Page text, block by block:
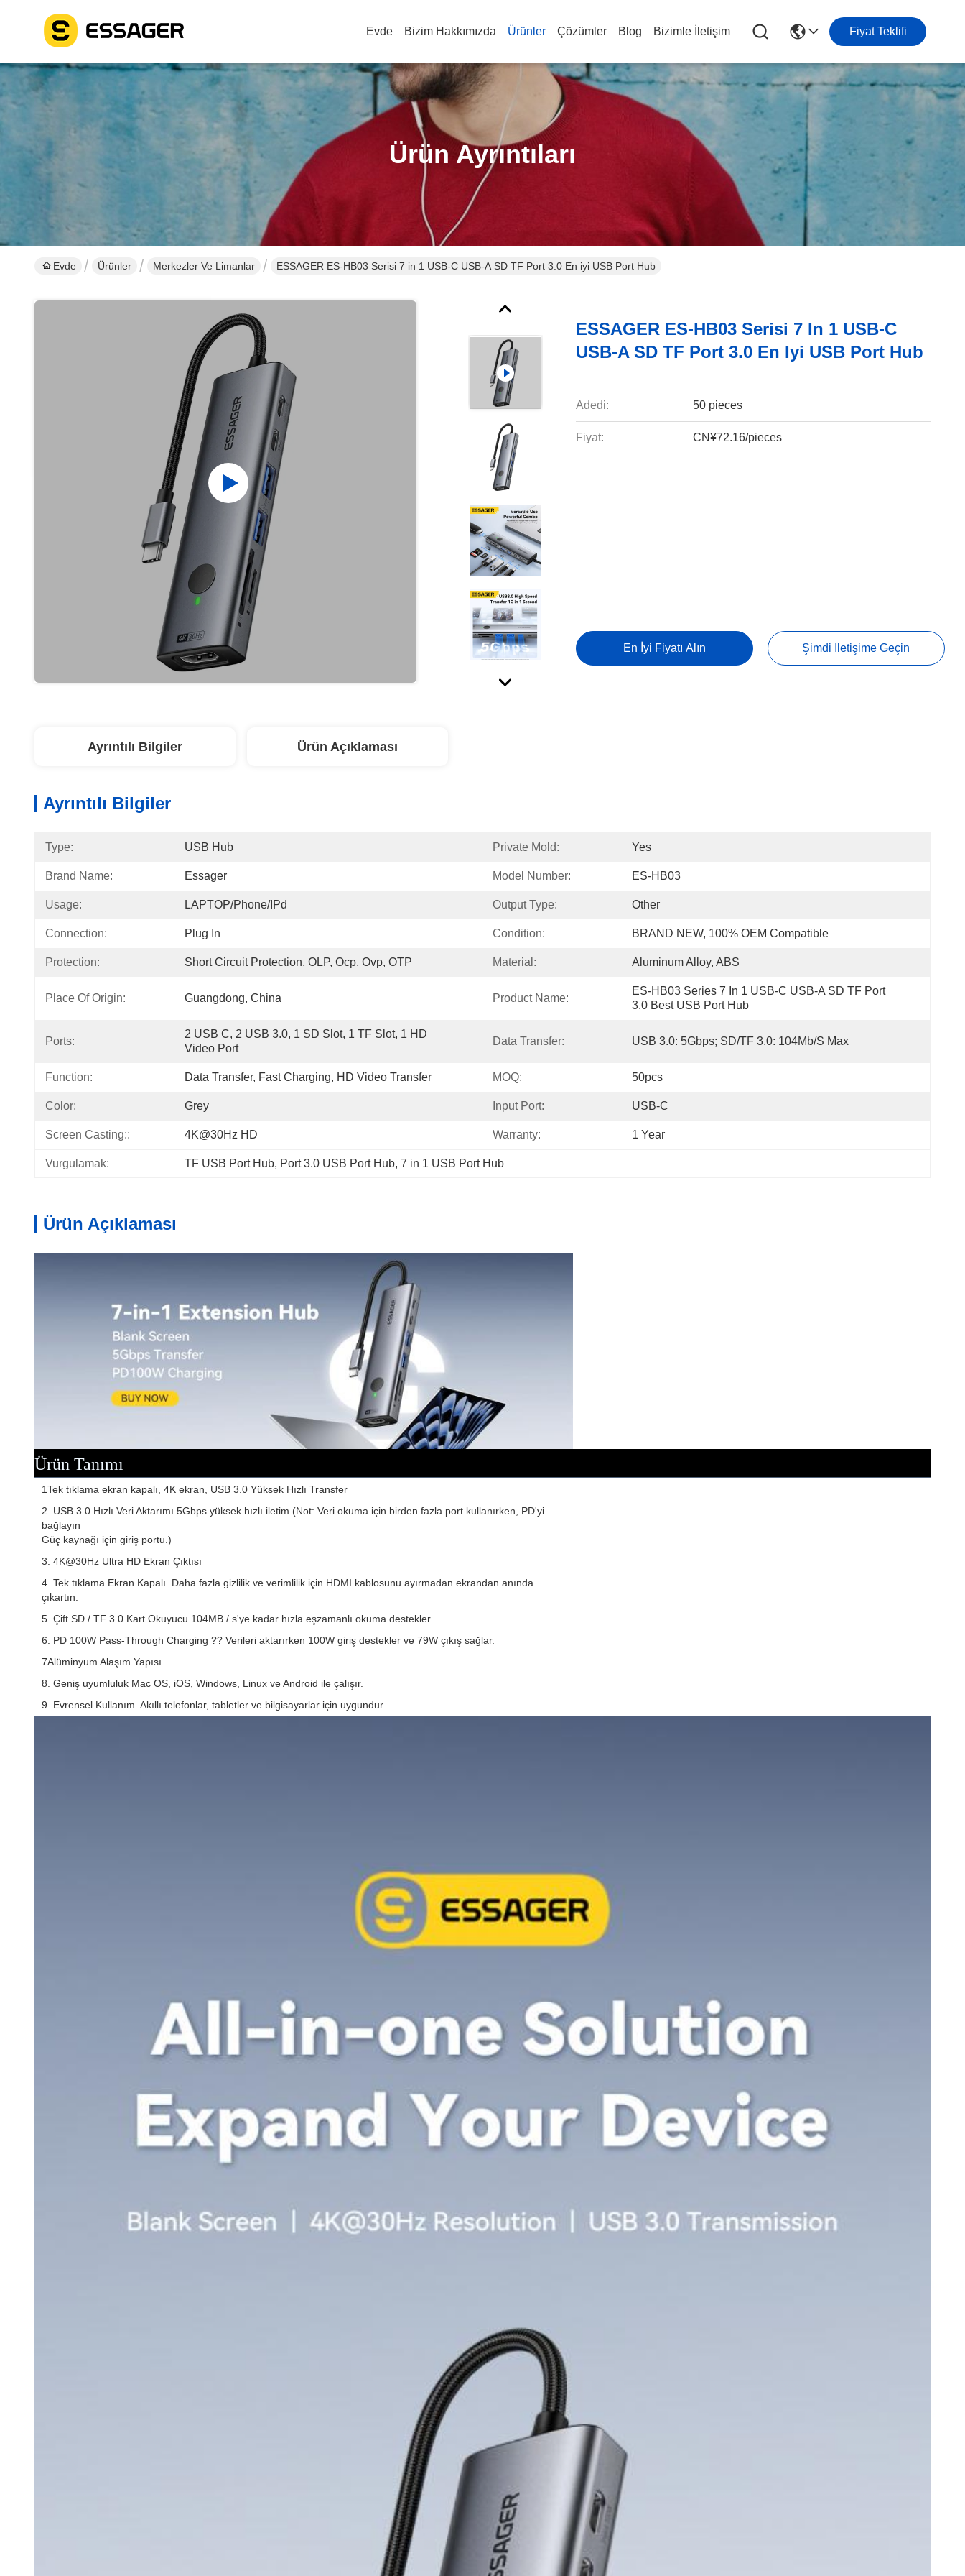
Evde Bizim Hakkımızda Ürünler Çözümler Blog Bizimle İletişim Fiyat Teklifi
Ürün Ayrıntıları
Evde Ürünler Merkezler Ve Limanlar ESSAGER ES-HB03 Serisi 7 in 1 USB-C USB-A SD TF Port 3.0 En iyi USB Port Hub
ESSAGER ES-HB03 Serisi 7 In 1 USB-C
USB-A SD TF Port 3.0 En Iyi USB Port Hub
Adedi: 50 pieces
Fiyat: CN¥72.16/pieces
En İyi Fiyatı Alın Şimdi Iletişime Geçin
Ayrıntılı Bilgiler Ürün Açıklaması
Ayrıntılı Bilgiler
Type: USB Hub Private Mold: Yes
Brand Name: Essager Model Number: ES-HB03
Usage: LAPTOP/Phone/IPd Output Type: Other
Connection: Plug In Condition: BRAND NEW, 100% OEM Compatible
Protection: Short Circuit Protection, OLP, Ocp, Ovp, OTP Material: Aluminum Alloy, ABS
Place Of Origin: Guangdong, China Product Name:
ES-HB03 Series 7 In 1 USB-C USB-A SD TF Port
3.0 Best USB Port Hub
Ports:
2 USB C, 2 USB 3.0, 1 SD Slot, 1 TF Slot, 1 HD
Video Port
Data Transfer: USB 3.0: 5Gbps; SD/TF 3.0: 104Mb/s Max
Function: Data Transfer, Fast Charging, HD Video Transfer MOQ: 50pcs
Color: Grey Input Port: USB-C
Screen Casting:: 4K@30Hz HD Warranty: 1 Year
Vurgulamak: TF USB Port Hub, Port 3.0 USB Port Hub, 7 in 1 USB Port Hub
Ürün Açıklaması
Ürün Tanımı
1Tek tıklama ekran kapalı, 4K ekran, USB 3.0 Yüksek Hızlı Transfer
2. USB 3.0 Hızlı Veri Aktarımı 5Gbps yüksek hızlı iletim (Not: Veri okuma için birden fazla port kullanırken, PD'yi
bağlayın
Güç kaynağı için giriş portu.)
3. 4K@30Hz Ultra HD Ekran Çıktısı
4. Tek tıklama Ekran Kapalı ️ Daha fazla gizlilik ve verimlilik için HDMI kablosunu ayırmadan ekrandan anında
çıkartın.
5. Çift SD / TF 3.0 Kart Okuyucu 104MB / s'ye kadar hızla eşzamanlı okuma destekler.
6. PD 100W Pass-Through Charging ?? Verileri aktarırken 100W giriş destekler ve 79W çıkış sağlar.
7Alüminyum Alaşım Yapısı
8. Geniş uyumluluk Mac OS, iOS, Windows, Linux ve Android ile çalışır.
9. Evrensel Kullanım ️ Akıllı telefonlar, tabletler ve bilgisayarlar için uygundur.